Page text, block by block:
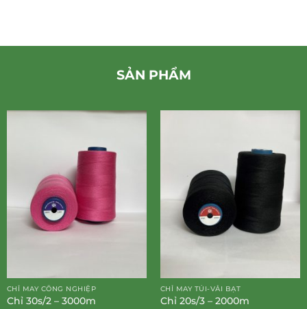
SẢN PHẨM
CHỈ MAY CÔNG NGHIỆP
Chỉ 30s/2 – 3000m
CHỈ MAY TÚI-VẢI BẠT
Chỉ 20s/3 – 2000m